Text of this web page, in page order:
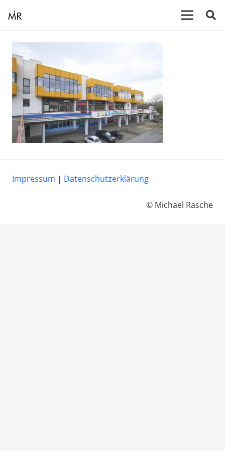
Impressum | Datenschutzerklärung
© Michael Rasche